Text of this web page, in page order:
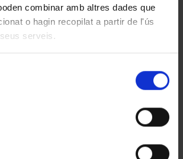
combinar amb altres dades que
o hagin recopilat a partir de l'ús
serveis.